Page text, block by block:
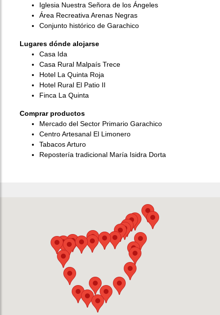
Iglesia Nuestra Señora de los Ángeles
Área Recreativa Arenas Negras
Conjunto histórico de Garachico
Lugares dónde alojarse
Casa Ida
Casa Rural Malpaís Trece
Hotel La Quinta Roja
Hotel Rural El Patio II
Finca La Quinta
Comprar productos
Mercado del Sector Primario Garachico
Centro Artesanal El Limonero
Tabacos Arturo
Repostería tradicional María Isidra Dorta